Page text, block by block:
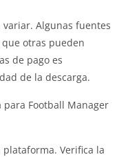
Algunas fuentes
otras pueden
de pago es
de la descarga.
para Football Manager
Verifica la